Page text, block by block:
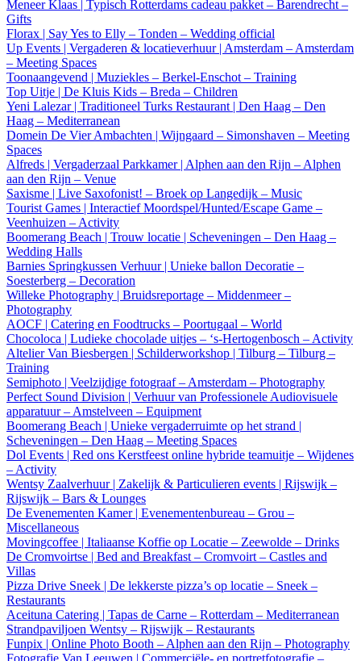
Meneer Klaas | Typisch Rotterdams cadeau pakket – Barendrecht –
Gifts
Florax | Say Yes to Elly – Tonden – Wedding official
Up Events | Vergaderen & locatieverhuur | Amsterdam – Amsterdam
– Meeting Spaces
Toonaangevend | Muziekles – Berkel-Enschot – Training
Top Uitje | De Kluis Kids – Breda – Children
Yeni Lalezar | Traditioneel Turks Restaurant | Den Haag – Den
Haag – Mediterranean
Domein De Vier Ambachten | Wijngaard – Simonshaven – Meeting
Spaces
Alfreds | Vergaderzaal Parkkamer | Alphen aan den Rijn – Alphen
aan den Rijn – Venue
Saxisme | Live Saxofonist! – Broek op Langedijk – Music
Tourist Games | Interactief Moordspel/Hunted/Escape Game –
Veenhuizen – Activity
Boomerang Beach | Trouw locatie | Scheveningen – Den Haag –
Wedding Halls
Barnies Springkussen Verhuur | Unieke ballon Decoratie –
Soesterberg – Decoration
Willeke Photography | Bruidsreportage – Middenmeer –
Photography
AOCF | Catering en Foodtrucks – Poortugaal – World
Chocoloca | Ludieke chocolade uitjes – ‘s-Hertogenbosch – Activity
Altelier Van Biesbergen | Schilderworkshop | Tilburg – Tilburg –
Training
Semiphoto | Veelzijdige fotograaf – Amsterdam – Photography
Perfect Sound Division | Verhuur van Professionele Audiovisuele
apparatuur – Amstelveen – Equipment
Boomerang Beach | Unieke vergaderruimte op het strand |
Scheveningen – Den Haag – Meeting Spaces
Dol Events | Red ons Kerstfeest online hybride teamuitje – Wijdenes
– Activity
Wentsy Zaalverhuur | Zakelijk & Particulieren events | Rijswijk –
Rijswijk – Bars & Lounges
De Evenementen Kamer | Evenementenbureau – Grou –
Miscellaneous
Movingcoffee | Italiaanse Koffie op Locatie – Zeewolde – Drinks
De Cromvoirtse | Bed and Breakfast – Cromvoirt – Castles and
Villas
Pizza Drive Sneek | De lekkerste pizza’s op locatie – Sneek –
Restaurants
Aceituna Catering | Tapas de Carne – Rotterdam – Mediterranean
Strandpaviljoen Wentsy – Rijswijk – Restaurants
Funpix | Online Photo Booth – Alphen aan den Rijn – Photography